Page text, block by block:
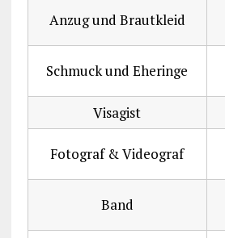
Anzug und Brautkleid
Schmuck und Eheringe
Visagist
Fotograf & Videograf
Band